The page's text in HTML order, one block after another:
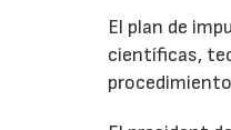
El plan de
científicas,